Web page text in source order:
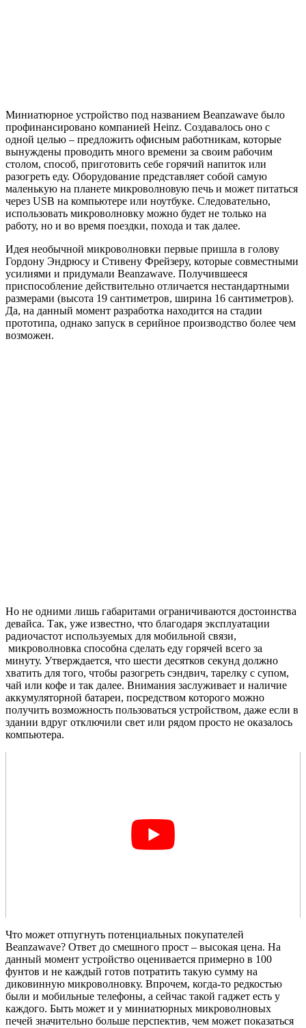
Миниатюрное устройство под названием Beanzawave было
профинансировано компанией Heinz. Создавалось оно с
одной целью – предложить офисным работникам, которые
вынуждены проводить много времени за своим рабочим
столом, способ, приготовить себе горячий напиток или
разогреть еду. Оборудование представляет собой самую
маленькую на планете микроволновую печь и может питаться
через USB на компьютере или ноутбуке. Следовательно,
использовать микроволновку можно будет не только на
работу, но и во время поездки, похода и так далее.
Идея необычной микроволновки первые пришла в голову
Гордону Эндрюсу и Стивену Фрейзеру, которые совместными
усилиями и придумали Beanzawave. Получившееся
приспособление действительно отличается нестандартными
размерами (высота 19 сантиметров, ширина 16 сантиметров).
Да, на данный момент разработка находится на стадии
прототипа, однако запуск в серийное производство более чем
возможен.
Но не одними лишь габаритами ограничиваются достоинства
девайса. Так, уже известно, что благодаря эксплуатации
радиочастот используемых для мобильной связи,
микроволновка способна сделать еду горячей всего за
минуту. Утверждается, что шести десятков секунд должно
хватить для того, чтобы разогреть сэндвич, тарелку с супом,
чай или кофе и так далее. Внимания заслуживает и наличие
аккумуляторной батареи, посредством которого можно
получить возможность пользоваться устройством, даже если в
здании вдруг отключили свет или рядом просто не оказалось
компьютера.
Что может отпугнуть потенциальных покупателей
Beanzawave? Ответ до смешного прост – высокая цена. На
данный момент устройство оценивается примерно в 100
фунтов и не каждый готов потратить такую сумму на
диковинную микроволновку. Впрочем, когда-то редкостью
были и мобильные телефоны, а сейчас такой гаджет есть у
каждого. Быть может и у миниатюрных микроволновых
печей значительно больше перспектив, чем может показаться